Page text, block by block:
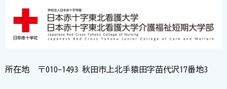
所在地 〒010-1493 秋田市上北手猿田字苗代沢17番地3